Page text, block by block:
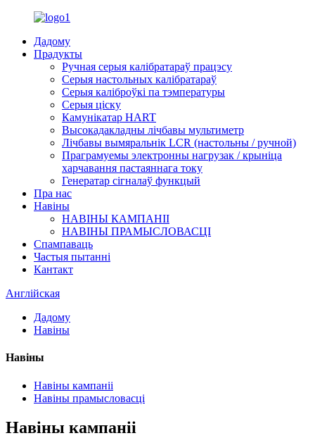
Дадому
Прадукты
Ручная серыя калібратараў працэсу
Серыя настольных калібратараў
Серыя каліброўкі па тэмпературы
Серыя ціску
Камунікатар HART
Высокадакладны лічбавы мультиметр
Лічбавы вымяральнік LCR (настольны / ручной)
Праграмуемы электронны нагрузак / крыніца
харчавання пастаяннага току
Генератар сігналаў функцый
Пра нас
Навіны
НАВІНЫ КАМПАНІІ
НАВІНЫ ПРАМЫСЛОВАСЦІ
Спампаваць
Частыя пытанні
Кантакт
Англійская
Дадому
Навіны
Навіны
Навіны кампаніі
Навіны прамысловасці
Навіны кампаніі